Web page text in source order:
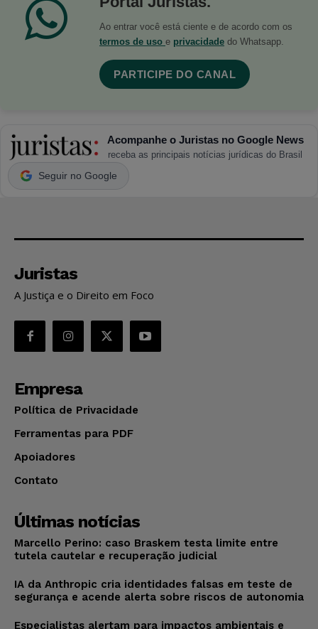
Ao entrar você está ciente e de acordo com os
termos de uso e privacidade do Whatsapp.
PARTICIPE DO CANAL
Acompanhe o Juristas no Google News
receba as principais notícias jurídicas do Brasil
Seguir no Google
Juristas
A Justiça e o Direito em Foco
Empresa
Política de Privacidade
Ferramentas para PDF
Apoiadores
Contato
Últimas notícias
Marcello Perino: caso Braskem testa limite entre
tutela cautelar e recuperação judicial
IA da Anthropic cria identidades falsas em teste de
segurança e acende alerta sobre riscos de autonomia
Especialistas alertam para impactos ambientais e